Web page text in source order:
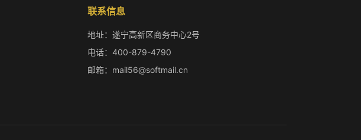
联系信息
地址：遂宁高新区商务中心2号
电话：400-879-4790
邮箱：mail56@softmail.cn